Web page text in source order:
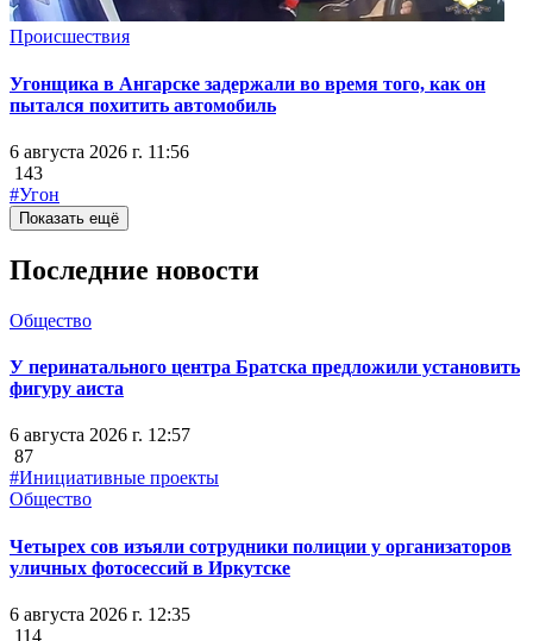
Происшествия
Угонщика в Ангарске задержали во время того, как он
пытался похитить автомобиль
6 августа 2026 г. 11:56
143
#Угон
Показать ещё
Последние новости
Общество
У перинатального центра Братска предложили установить
фигуру аиста
6 августа 2026 г. 12:57
87
#Инициативные проекты
Общество
Четырех сов изъяли сотрудники полиции у организаторов
уличных фотосессий в Иркутске
6 августа 2026 г. 12:35
114